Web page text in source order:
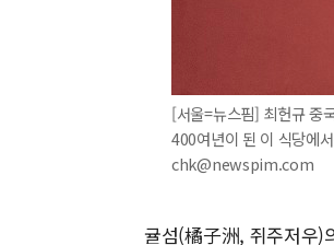
[서울=뉴스핌] 최헌규 중
400여년이 된 이 식당에
chk@newspim.com
귤섬(橘子洲, 쥐주저우)